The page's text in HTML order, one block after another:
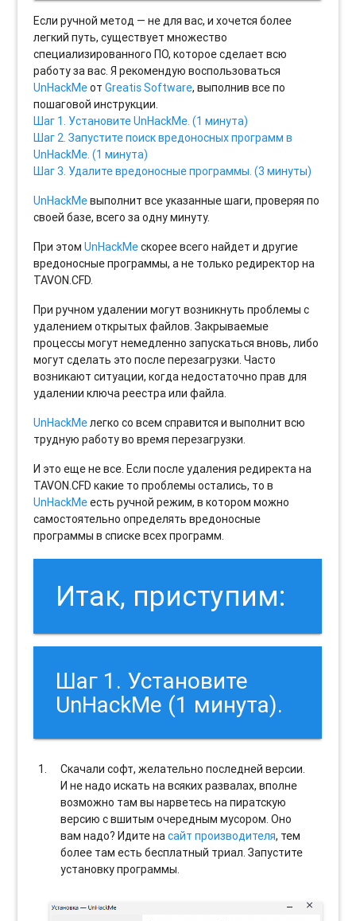
Если ручной метод — не для вас, и хочется более
легкий путь, существует множество
специализированного ПО, которое сделает всю
работу за вас. Я рекомендую воспользоваться
UnHackMeотGreatis Software, выполнив все по
пошаговой инструкции.
Шаг 1. Установите UnHackMe. (1 минута)
Шаг 2. Запустите поиск вредоносных программ в
UnHackMe. (1 минута)
Шаг 3. Удалите вредоносные программы. (3 минуты)
UnHackMeвыполнит все указанные шаги, проверяя по
своей базе, всего за одну минуту.
При этомUnHackMeскорее всего найдет и другие
вредоносные программы, а не только редиректор на
TAVON.CFD.
При ручном удалении могут возникнуть проблемы с
удалением открытых файлов. Закрываемые
процессы могут немедленно запускаться вновь, либо
могут сделать это после перезагрузки. Часто
возникают ситуации, когда недостаточно прав для
удалении ключа реестра или файла.
UnHackMeлегко со всем справится и выполнит всю
трудную работу во время перезагрузки.
И это еще не все. Если после удаления редиректа на
TAVON.CFD какие то проблемы остались, то в
UnHackMeесть ручной режим, в котором можно
самостоятельно определять вредоносные
программы в списке всех программ.
Итак, приступим:
Шаг 1. Установите
UnHackMe (1 минута).
Скачали софт, желательно последней версии.
И не надо искать на всяких развалах, вполне
возможно там вы нарветесь на пиратскую
версию с вшитым очередным мусором. Оно
вам надо? Идите насайт производителя, тем
более там есть бесплатный триал. Запустите
установку программы.